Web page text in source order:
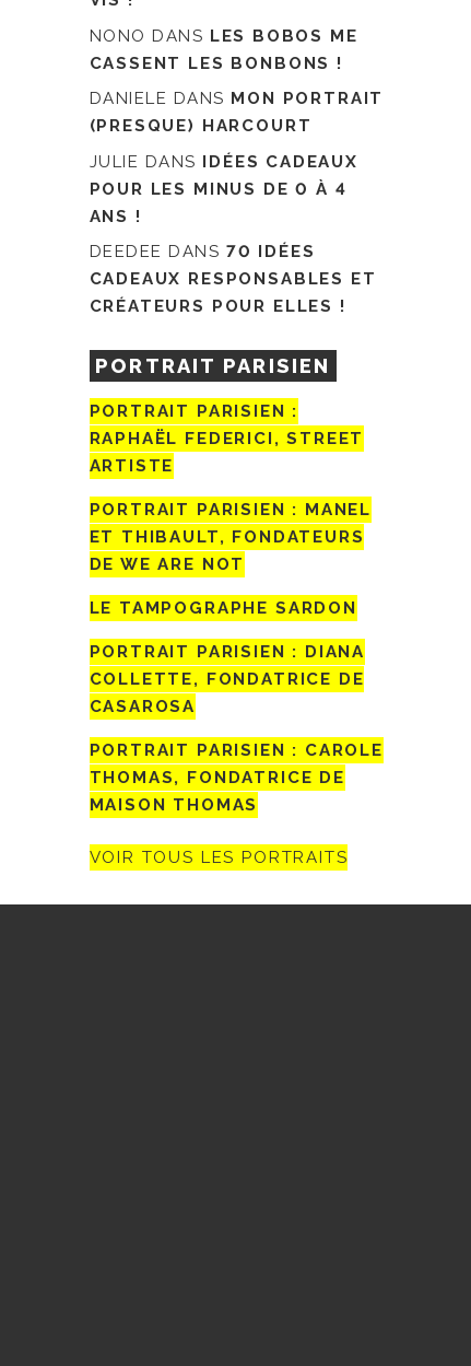
NONO DANS LES BOBOS ME
CASSENT LES BONBONS !
DANIELE DANS MON PORTRAIT
(PRESQUE) HARCOURT
JULIE DANS IDÉES CADEAUX
POUR LES MINUS DE 0 À 4
ANS !
DEEDEE DANS 70 IDÉES
CADEAUX RESPONSABLES ET
CRÉATEURS POUR ELLES !
PORTRAIT PARISIEN
PORTRAIT PARISIEN :
RAPHAËL FEDERICI, STREET
ARTISTE
PORTRAIT PARISIEN : MANEL
ET THIBAULT, FONDATEURS
DE WE ARE NOT
LE TAMPOGRAPHE SARDON
PORTRAIT PARISIEN : DIANA
COLLETTE, FONDATRICE DE
CASAROSA
PORTRAIT PARISIEN : CAROLE
THOMAS, FONDATRICE DE
MAISON THOMAS
VOIR TOUS LES PORTRAITS